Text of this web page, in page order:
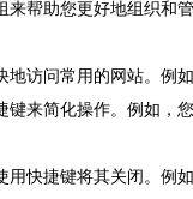
帮助您更好地组织
访问常用的网站。例
来简化操作。例如，
快捷键将其关闭。例